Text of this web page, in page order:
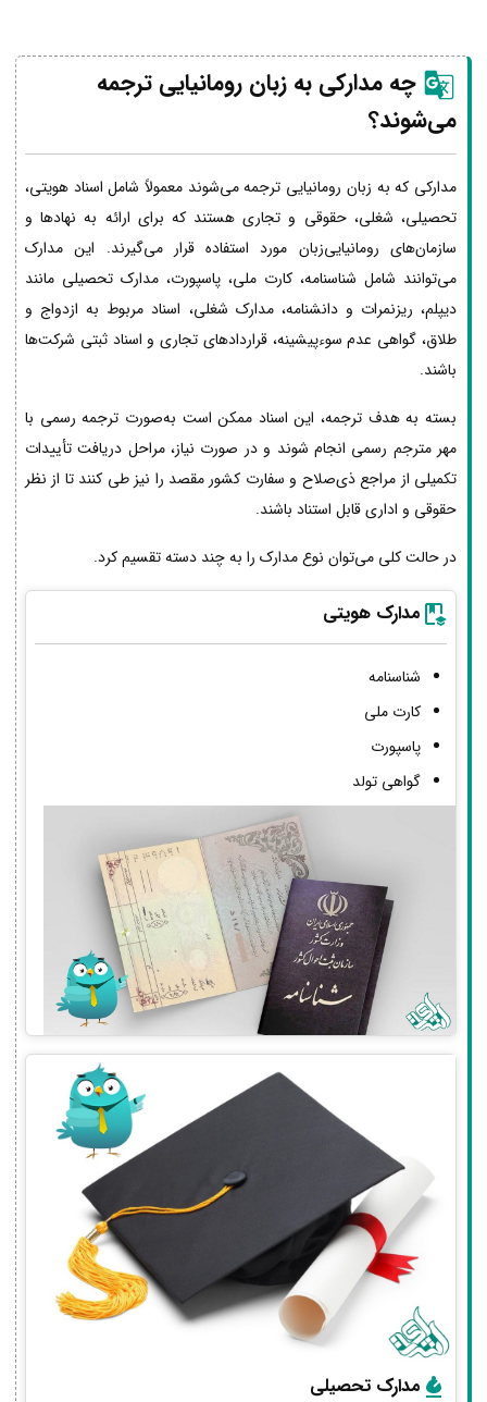
چه مدارکی به زبان رومانیایی ترجمه
می‌شوند؟
مدارکی که به زبان رومانیایی ترجمه می‌شوند معمولاً شامل اسناد هویتی،
تحصیلی، شغلی، حقوقی و تجاری هستند که برای ارائه به نهادها و
سازمان‌های رومانیایی‌زبان مورد استفاده قرار می‌گیرند. این مدارک
می‌توانند شامل شناسنامه، کارت ملی، پاسپورت، مدارک تحصیلی مانند
دیپلم، ریزنمرات و دانشنامه، مدارک شغلی، اسناد مربوط به ازدواج و
طلاق، گواهی عدم سوءپیشینه، قراردادهای تجاری و اسناد ثبتی شرکت‌ها
باشند.
بسته به هدف ترجمه، این اسناد ممکن است به‌صورت ترجمه رسمی با
مهر مترجم رسمی انجام شوند و در صورت نیاز، مراحل دریافت تأییدات
تکمیلی از مراجع ذی‌صلاح و سفارت کشور مقصد را نیز طی کنند تا از نظر
حقوقی و اداری قابل استناد باشند.
در حالت کلی می‌توان نوع مدارک را به چند دسته تقسیم کرد.
مدارک هویتی
شناسنامه
کارت ملی
پاسپورت
گواهی تولد
مدارک تحصیلی